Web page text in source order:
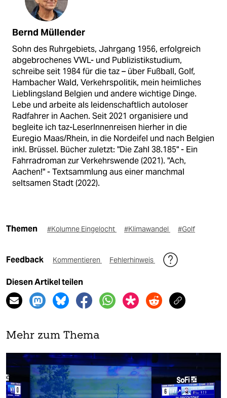
Bernd Müllender
Sohn des Ruhrgebiets, Jahrgang 1956, erfolgreich
abgebrochenes VWL- und Publizistikstudium,
schreibe seit 1984 für die taz – über Fußball, Golf,
Hambacher Wald, Verkehrspolitik, mein heimliches
Lieblingsland Belgien und andere wichtige Dinge.
Lebe und arbeite als leidenschaftlich autoloser
Radfahrer in Aachen. Seit 2021 organisiere und
begleite ich taz-LeserInnenreisen hierher in die
Euregio Maas/Rhein, in die Nordeifel und nach Belgien
inkl. Brüssel. Bücher zuletzt: "Die Zahl 38.185" - Ein
Fahrradroman zur Verkehrswende (2021). "Ach,
Aachen!" - Textsammlung aus einer manchmal
seltsamen Stadt (2022).
Themen #Kolumne Eingelocht #Klimawandel #Golf
Feedback Kommentieren Fehlerhinweis
Diesen Artikel teilen
Mehr zum Thema